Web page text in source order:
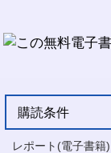
購読条件
レポート(電子書